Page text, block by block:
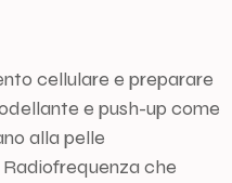
cellulare e preparare
e push-up come
alla pelle
che